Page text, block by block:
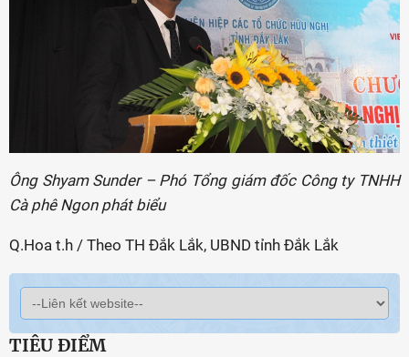
Ông Shyam Sunder – Phó Tổng giám đốc Công ty TNHH
Cà phê Ngon phát biểu
Q.Hoa t.h / Theo TH Đắk Lắk, UBND tỉnh Đắk Lắk
TIÊU ĐIỂM